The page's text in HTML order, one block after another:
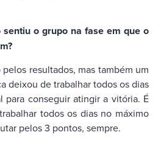
sentiu o grupo na fase em que o
resultados, mas também um
deixou de trabalhar todos os dias
para conseguir atingir a vitória. É
todos os dias no máximo
pelos 3 pontos, sempre.